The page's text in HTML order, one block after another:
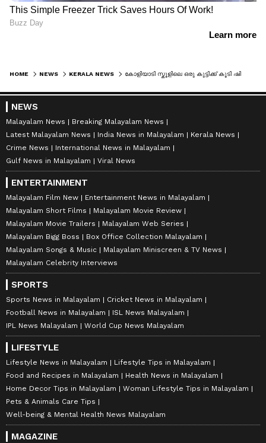
HOME NEWS KERALA NEWS
NEWS
Malayalam News
Breaking Malayalam News
Latest Malayalam News
India News in Malayalam
Kerala News
Crime News
International News in Malayalam
Gulf News in Malayalam
Viral News
ENTERTAINMENT
Malayalam Film New
Entertainment News in Malayalam
Malayalam Short Films
Malayalam Movie Review
Malayalam Movie Trailers
Malayalam Web Series
Malayalam Bigg Boss
Box Office Collection Malayalam
Malayalam Songs & Music
Malayalam Miniscreen & TV News
Malayalam Celebrity Interviews
SPORTS
Sports News in Malayalam
Cricket News in Malayalam
Football News in Malayalam
ISL News Malayalam
IPL News Malayalam
World Cup News Malayalam
LIFESTYLE
Lifestyle News in Malayalam
Lifestyle Tips in Malayalam
Food and Recipes in Malayalam
Health News in Malayalam
Home Decor Tips in Malayalam
Woman Lifestyle Tips in Malayalam
Pets & Animals Care Tips
Well-being & Mental Health News Malayalam
MAGAZINE